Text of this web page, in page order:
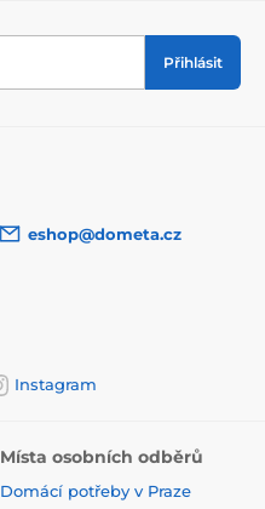
Přihlásit
eshop@dometa.cz
Instagram
Místa osobních odběrů
Domácí potřeby v Praze